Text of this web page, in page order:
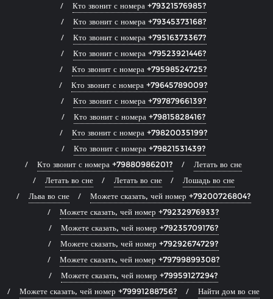
Кто звонит с номера +79321576985?
Кто звонит с номера +79345373168?
Кто звонит с номера +79516373367?
Кто звонит с номера +79523921446?
Кто звонит с номера +79598524725?
Кто звонит с номера +79645789009?
Кто звонит с номера +79787966139?
Кто звонит с номера +79815828416?
Кто звонит с номера +79820035199?
Кто звонит с номера +79821531439?
Кто звонит с номера +79880986201?
Летать во сне
Летать во сне
Летать во сне
Лошадь во сне
Льва во сне
Можете сказать, чей номер +79200726804?
Можете сказать, чей номер +79232976933?
Можете сказать, чей номер +79235709176?
Можете сказать, чей номер +79292674729?
Можете сказать, чей номер +79799899308?
Можете сказать, чей номер +79959127294?
Можете сказать, чей номер +79991288756?
Найти дом во сне